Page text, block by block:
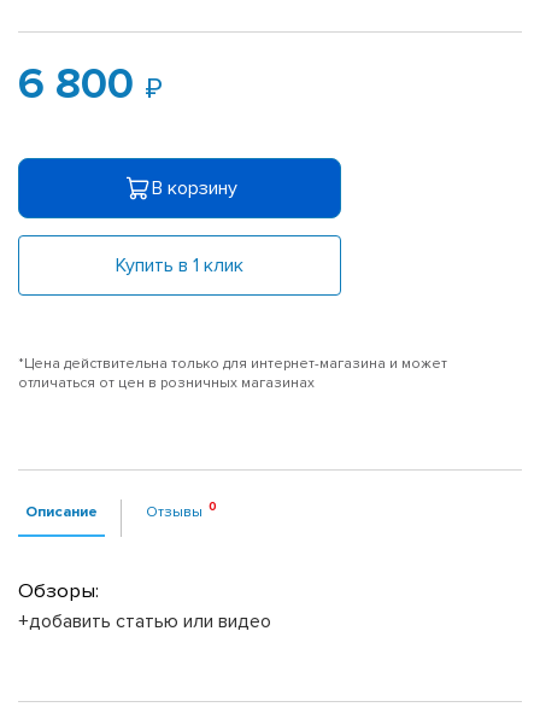
6 800
В корзину
Купить в 1 клик
*Цена действительна только для интернет-магазина и может
отличаться от цен в розничных магазинах
Описание Отзывы
Обзоры:
+добавить статью или видео